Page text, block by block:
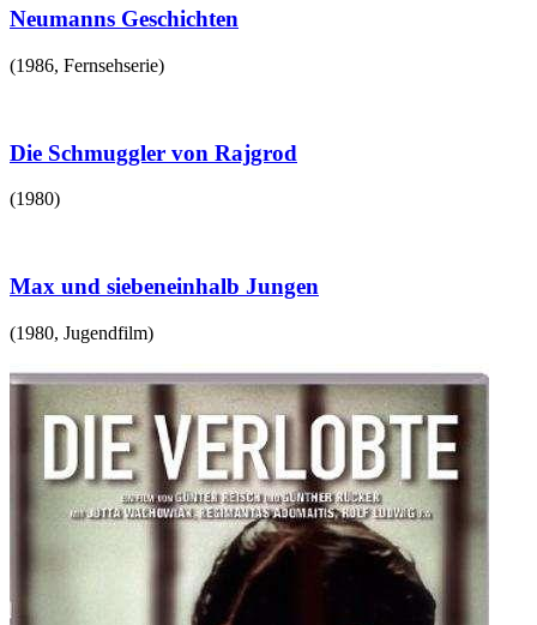
Neumanns Geschichten
(1986, Fernsehserie)
Die Schmuggler von Rajgrod
(1980)
Max und siebeneinhalb Jungen
(1980, Jugendfilm)